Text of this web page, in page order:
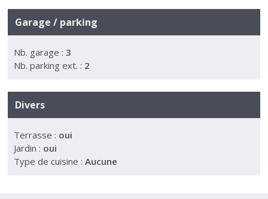
Garage / parking
Nb. garage : 3
Nb. parking ext. : 2
Divers
Terrasse : oui
Jardin : oui
Type de cuisine : Aucune